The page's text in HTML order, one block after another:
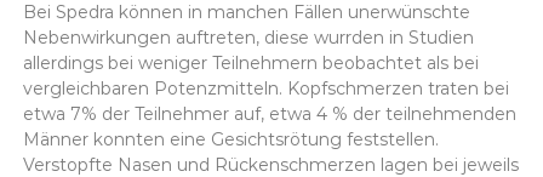
Bei Spedra können in manchen Fällen unerwünschte
Nebenwirkungen auftreten, diese wurrden in Studien
allerdings bei weniger Teilnehmern beobachtet als bei
vergleichbaren Potenzmitteln. Kopfschmerzen traten bei
etwa 7% der Teilnehmer auf, etwa 4 % der teilnehmenden
Männer konnten eine Gesichtsrötung feststellen.
Verstopfte Nasen und Rückenschmerzen lagen bei jeweils